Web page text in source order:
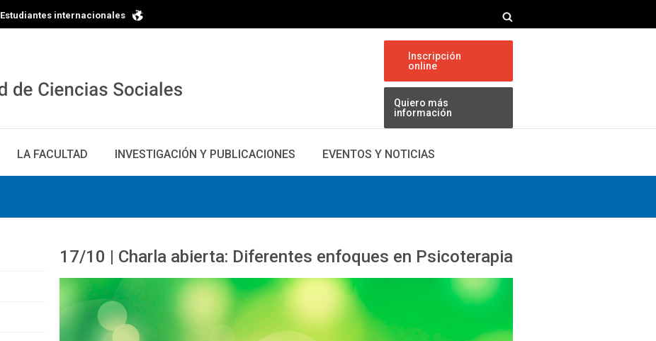
Estudiantes internacionales
Inscripción
online
Quiero más
información
LA FACULTAD INVESTIGACIÓN Y PUBLICACIONES EVENTOS Y NOTICIAS
17/10 | Charla abierta: Diferentes enfoques en Psicoterapia